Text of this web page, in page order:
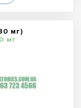
мг)
мг